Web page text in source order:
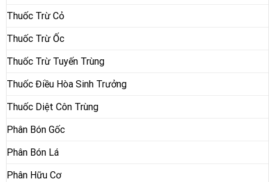
Thuốc Trừ Cỏ
Thuốc Trừ Ốc
Thuốc Trừ Tuyến Trùng
Thuốc Điều Hòa Sinh Trưởng
Thuốc Diệt Côn Trùng
Phân Bón Gốc
Phân Bón Lá
Phân Hữu Cơ